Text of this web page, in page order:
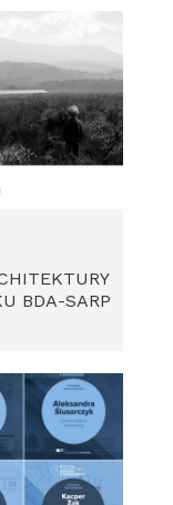
BDA-SARP